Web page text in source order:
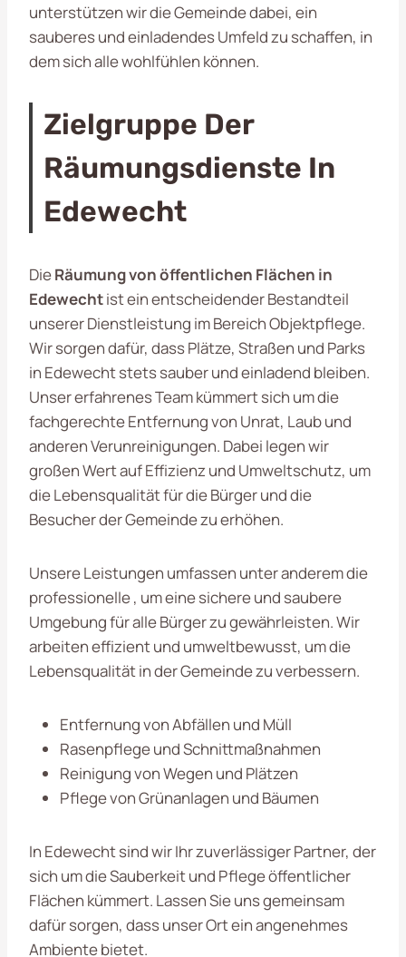
unterstützen wir die Gemeinde dabei, ein
sauberes und einladendes Umfeld zu schaffen, in
dem sich alle wohlfühlen können.
Zielgruppe Der
Räumungsdienste In
Edewecht
DieRäumung von öffentlichen Flächen in
Edewechtist ein entscheidender Bestandteil
unserer Dienstleistung im Bereich Objektpflege.
Wir sorgen dafür, dass Plätze, Straßen und Parks
in Edewecht stets sauber und einladend bleiben.
Unser erfahrenes Team kümmert sich um die
fachgerechte Entfernung von Unrat, Laub und
anderen Verunreinigungen. Dabei legen wir
großen Wert auf Effizienz und Umweltschutz, um
die Lebensqualität für die Bürger und die
Besucher der Gemeinde zu erhöhen.
Unsere Leistungen umfassen unter anderem die
professionelle , um eine sichere und saubere
Umgebung für alle Bürger zu gewährleisten. Wir
arbeiten effizient und umweltbewusst, um die
Lebensqualität in der Gemeinde zu verbessern.
Entfernung von Abfällen und Müll
Rasenpflege und Schnittmaßnahmen
Reinigung von Wegen und Plätzen
Pflege von Grünanlagen und Bäumen
In Edewecht sind wir Ihr zuverlässiger Partner, der
sich um die Sauberkeit und Pflege öffentlicher
Flächen kümmert. Lassen Sie uns gemeinsam
dafür sorgen, dass unser Ort ein angenehmes
Ambiente bietet.